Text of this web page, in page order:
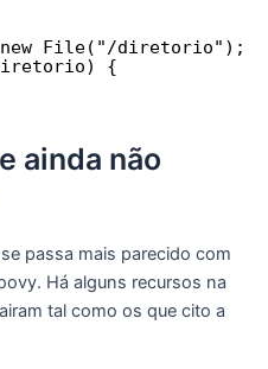
File("/diretorio");
{
ainda não
passa mais parecido com
Há alguns recursos na
tal como os que cito a